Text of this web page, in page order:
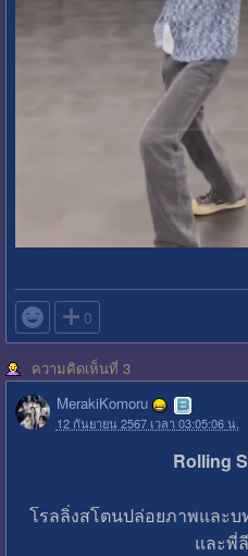
 0
ความคิดเห็นที่ 3
MerakiKomoru
12 กันยายน 2567 เวลา 03:05:06 น.
Rolling
โรลลิ่งสโตนปล่อยภาพและ
และพี่